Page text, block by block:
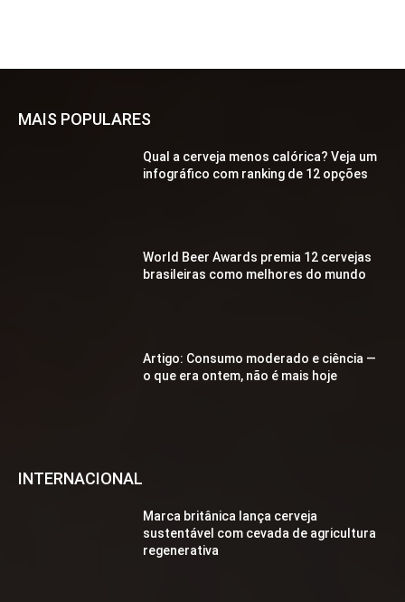
MAIS POPULARES
Qual a cerveja menos calórica? Veja um
infográfico com ranking de 12 opções
World Beer Awards premia 12 cervejas
brasileiras como melhores do mundo
Artigo: Consumo moderado e ciência —
o que era ontem, não é mais hoje
INTERNACIONAL
Marca britânica lança cerveja
sustentável com cevada de agricultura
regenerativa